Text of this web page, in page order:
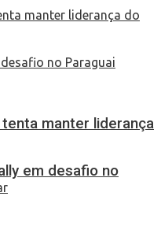
manter liderança
em desafio no